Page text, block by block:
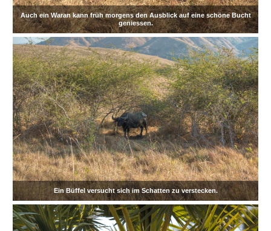
Auch ein Waran kann früh morgens den Ausblick auf eine schöne Bucht
geniessen.
Ein Büffel versucht sich im Schatten zu verstecken.